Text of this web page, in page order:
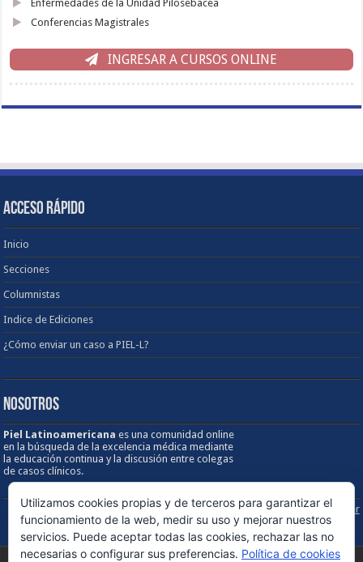
Enfermedades de la Unidad Pilosebacea
Conferencias Magistrales
INGRESAR A CURSOS ONLINE
ACCESO RÁPIDO
Inicio
Secciones
Columnistas
Indice de Ediciones
¿Cómo enviar un caso a PIEL-L?
NOSOTROS
Piel Latinoamericanaes una comunidad online
en la búsqueda de la excelencia médica mediante
la educación continua y la discusión entre colegas
de casos clínicos.
Sobre los Derechos de Autor / Disclaimer
Utilizamos cookies propias y de terceros para garantizar el
funcionamiento de la web, medir su uso y mejorar nuestros
servicios. Puede aceptar todas las cookies, rechazar las no
necesarias o configurar sus preferencias. Política de cookies